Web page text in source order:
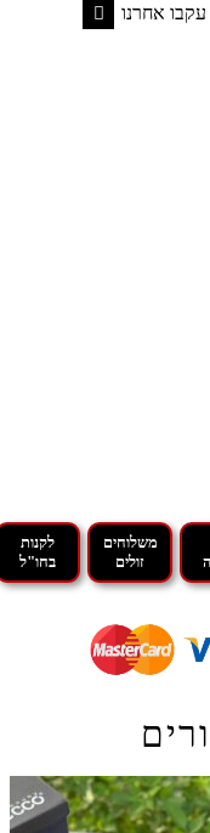
פנדי
עקבו אחרנו
משלוחים
זולים
לקנות
בחו"ל